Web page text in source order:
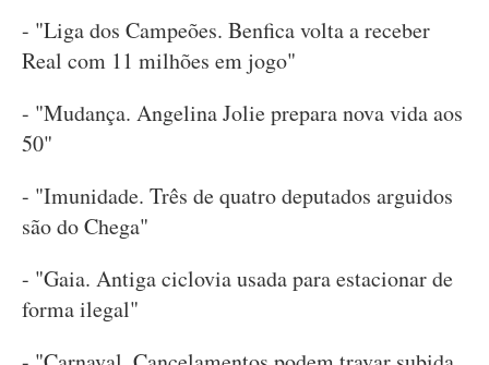
- "Liga dos Campeões. Benfica volta a receber
Real com 11 milhões em jogo"
- "Mudança. Angelina Jolie prepara nova vida aos
50"
- "Imunidade. Três de quatro deputados arguidos
são do Chega"
- "Gaia. Antiga ciclovia usada para estacionar de
forma ilegal"